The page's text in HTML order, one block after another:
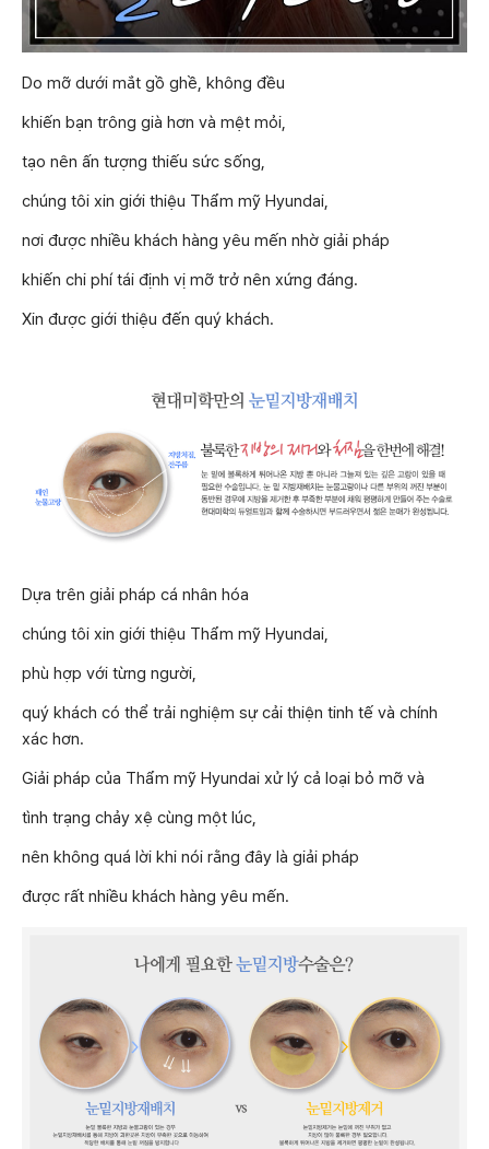
Do mỡ dưới mắt gồ ghề, không đều
khiến bạn trông già hơn và mệt mỏi,
tạo nên ấn tượng thiếu sức sống,
chúng tôi xin giới thiệu Thẩm mỹ Hyundai,
nơi được nhiều khách hàng yêu mến nhờ giải pháp
khiến chi phí tái định vị mỡ trở nên xứng đáng.
Xin được giới thiệu đến quý khách.
Dựa trên giải pháp cá nhân hóa
chúng tôi xin giới thiệu Thẩm mỹ Hyundai,
phù hợp với từng người,
quý khách có thể trải nghiệm sự cải thiện tinh tế và chính
xác hơn.
Giải pháp của Thẩm mỹ Hyundai xử lý cả loại bỏ mỡ và
tình trạng chảy xệ cùng một lúc,
nên không quá lời khi nói rằng đây là giải pháp
được rất nhiều khách hàng yêu mến.